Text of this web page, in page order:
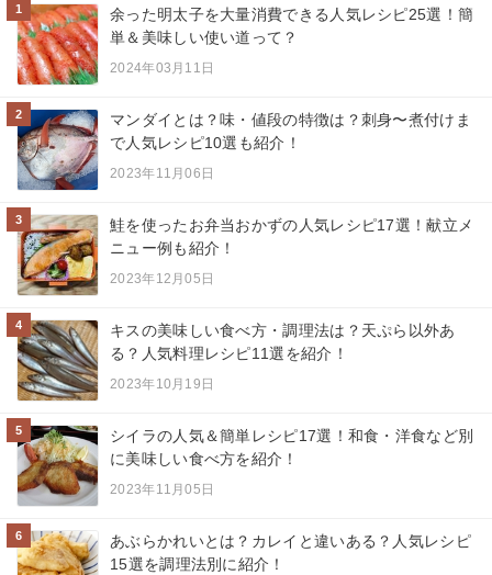
1
余った明太子を大量消費できる人気レシピ25選！簡
単＆美味しい使い道って？
2024年03月11日
2
マンダイとは？味・値段の特徴は？刺身〜煮付けま
で人気レシピ10選も紹介！
2023年11月06日
3
鮭を使ったお弁当おかずの人気レシピ17選！献立メ
ニュー例も紹介！
2023年12月05日
4
キスの美味しい食べ方・調理法は？天ぷら以外あ
る？人気料理レシピ11選を紹介！
2023年10月19日
5
シイラの人気＆簡単レシピ17選！和食・洋食など別
に美味しい食べ方を紹介！
2023年11月05日
6
あぶらかれいとは？カレイと違いある？人気レシピ
15選を調理法別に紹介！